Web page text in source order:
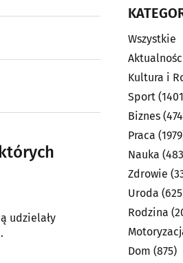
udzielały
Wszystkie
Kultura i
Sport
Biznes
Praca
Nauka
Zdrowie
Uroda
Rodzina
Dom (875)